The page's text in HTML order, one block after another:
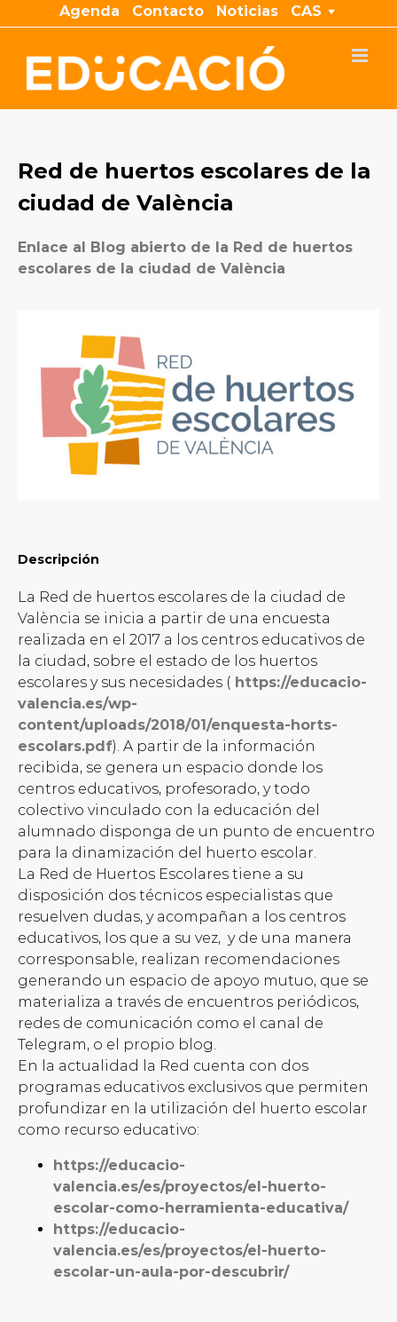
al
contenido
Agenda Contacto Noticias CAS
Red de huertos escolares de la
ciudad de València
Enlace al Blog abierto de la Red de huertos
escolares de la ciudad de València
Descripción
La Red de huertos escolares de la ciudad de
València se inicia a partir de una encuesta
realizada en el 2017 a los centros educativos de
la ciudad, sobre el estado de los huertos
escolares y sus necesidades ( https://educacio-
valencia.es/wp-
content/uploads/2018/01/enquesta-horts-
escolars.pdf). A partir de la información
recibida, se genera un espacio donde los
centros educativos, profesorado, y todo
colectivo vinculado con la educación del
alumnado disponga de un punto de encuentro
para la dinamización del huerto escolar.
La Red de Huertos Escolares tiene a su
disposición dos técnicos especialistas que
resuelven dudas, y acompañan a los centros
educativos, los que a su vez, y de una manera
corresponsable, realizan recomendaciones
generando un espacio de apoyo mutuo, que se
materializa a través de encuentros periódicos,
redes de comunicación como el canal de
Telegram, o el propio blog.
En la actualidad la Red cuenta con dos
programas educativos exclusivos que permiten
profundizar en la utilización del huerto escolar
como recurso educativo:
https://educacio-
valencia.es/es/proyectos/el-huerto-
escolar-como-herramienta-educativa/
https://educacio-
valencia.es/es/proyectos/el-huerto-
escolar-un-aula-por-descubrir/